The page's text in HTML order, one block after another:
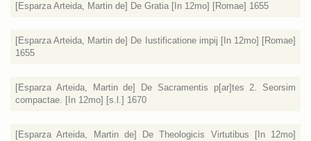
[Esparza Arteida, Martin de] De Gratia [In 12mo] [Romae] 1655
[Esparza Arteida, Martin de] De Iustificatione impij [In 12mo] [Romae]
1655
[Esparza Arteida, Martin de] De Sacramentis p[ar]tes 2. Seorsim
compactae. [In 12mo] [s.l.] 1670
[Esparza Arteida, Martin de] De Theologicis Virtutibus [In 12mo]